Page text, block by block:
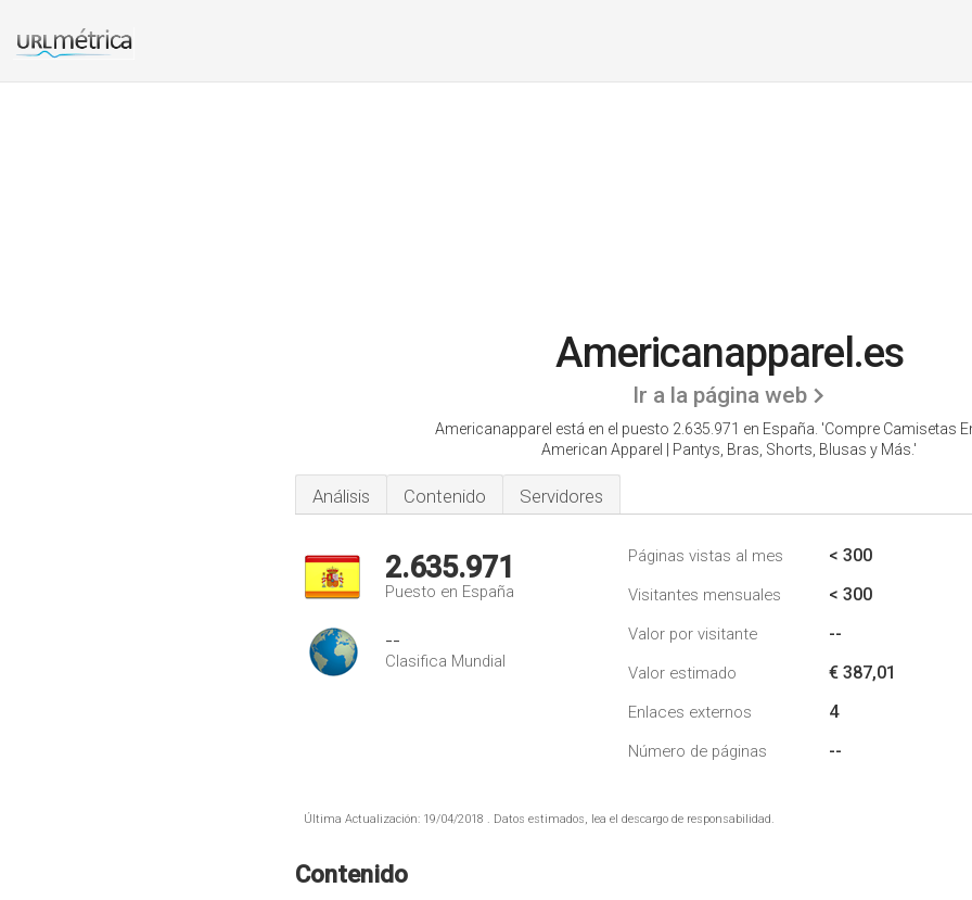
Americanapparel.es
Ir a la página web
Americanapparel está en el puesto 2.635.971 en España. 'Compre Camisetas En
American Apparel | Pantys, Bras, Shorts, Blusas y Más.'
Análisis Contenido Servidores
2.635.971
Puesto en España
--
Clasifica Mundial
Páginas vistas al mes < 300
Visitantes mensuales < 300
Valor por visitante --
Valor estimado € 387,01
Enlaces externos 4
Número de páginas --
Última Actualización: 19/04/2018 . Datos estimados, lea el descargo de responsabilidad.
Contenido